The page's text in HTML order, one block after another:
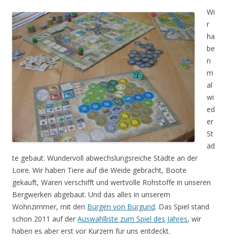
Wi
r
ha
be
n
m
al
wi
ed
er
St
äd
te gebaut. Wundervoll abwechslungsreiche Städte an der
Loire. Wir haben Tiere auf die Weide gebracht, Boote
gekauft, Waren verschifft und wertvolle Rohstoffe in unseren
Bergwerken abgebaut. Und das alles in unserem
Wohnzimmer, mit den Burgen von Burgund. Das Spiel stand
schon 2011 auf der Auswahlliste zum Spiel des Jahres, wir
haben es aber erst vor Kurzem für uns entdeckt.